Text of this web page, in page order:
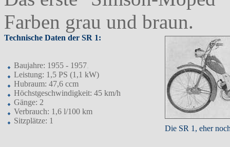
Farben grau und braun.
Technische Daten der SR 1:
Baujahre: 1955 - 1957
Leistung: 1,5 PS (1,1 kW)
Hubraum: 47,6 ccm
Höchstgeschwindigkeit: 45 km/h
Gänge: 2
Verbrauch: 1,6 l/100 km
Sitzplätze: 1
Die SR 1, eher